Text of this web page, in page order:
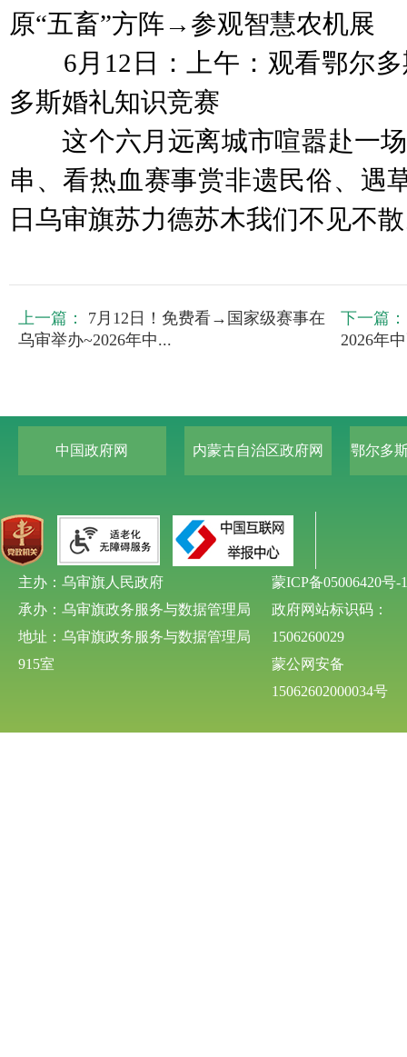
原“五畜”方阵→参观智慧农机展
6月12日：上午：观看鄂尔多
多斯婚礼知识竞赛
这个六月远离城市喧嚣赴一场
串、看热血赛事赏非遗民俗、遇
日乌审旗苏力德苏木我们不见不
上一篇：
7月12日！免费看→国家级赛事在
乌审举办~2026年中...
下一篇：
2026年
中国政府网 内蒙古自治区政府网 鄂尔多
主办：乌审旗人民政府
承办：乌审旗政务服务与数据管理局
地址：乌审旗政务服务与数据管理局
915室
蒙ICP备05006420号-1
政府网站标识码：
1506260029
蒙公网安备
15062602000034号